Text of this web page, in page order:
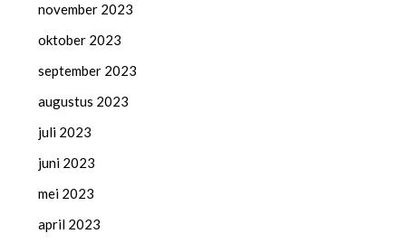
november 2023
oktober 2023
september 2023
augustus 2023
juli 2023
juni 2023
mei 2023
april 2023